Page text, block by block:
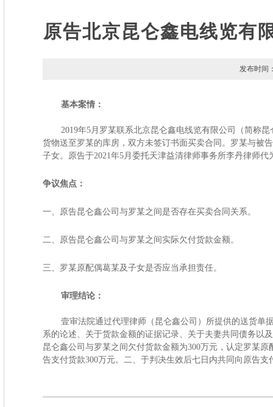
原告北京昆仑鑫电线览有
发布时
基本案情：
2019年5月罗某联系北京昆仑鑫电线览有限公司（简称
货物送至罗某的库房，双方未签订书面买卖合同。罗某与被
子女。原告于2021年5月委托天津益清律师事务所李丹律师
争议焦点：
一、原告昆仑鑫公司与罗某之间是否存在买卖合同关系。
二、原告昆仑鑫公司与罗某之间实际欠付货款金额。
三、罗某原配偶葛某及子女是否应当承担责任。
审理结论：
壹审法院通过代理律师（昆仑鑫公司）所提供的送货单
系的论述、关于货款金额的证据记录、关于夫妻共同债务以
昆仑鑫公司与罗某之间欠付货款金额为300万元，认定罗某
告支付货款300万元。二、于判决生效后七日内共同向原告支